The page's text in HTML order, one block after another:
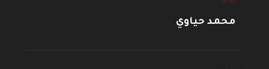
محمد حياوي